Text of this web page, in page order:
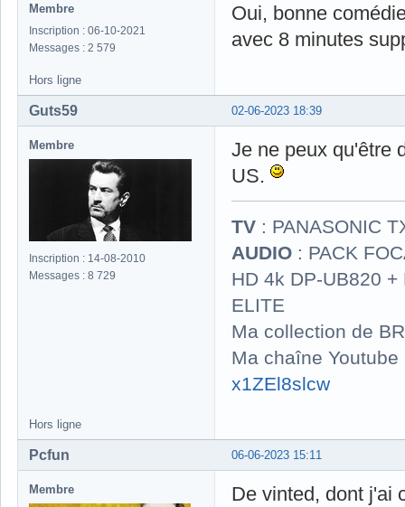
Membre
Inscription : 06-10-2021
Messages : 2 579
Oui, bonne
avec 8 minutes
Hors ligne
02-06-2023 18:39
Guts59
Membre
Inscription : 14-08-2010
Messages : 8 729
Je ne peux qu'être
US.
TV : PANASONIC
AUDIO : PACK
HD 4k DP-UB820
ELITE
Ma collection de
Ma chaîne
x1ZEl8slcw
Hors ligne
06-06-2023 15:11
Pcfun
Membre
De vinted, dont j'ai